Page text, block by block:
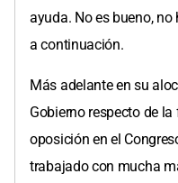
ayuda. No es bueno,
a continuación.
Más adelante en su
Gobierno respecto de
oposición en el
trabajado con mucha